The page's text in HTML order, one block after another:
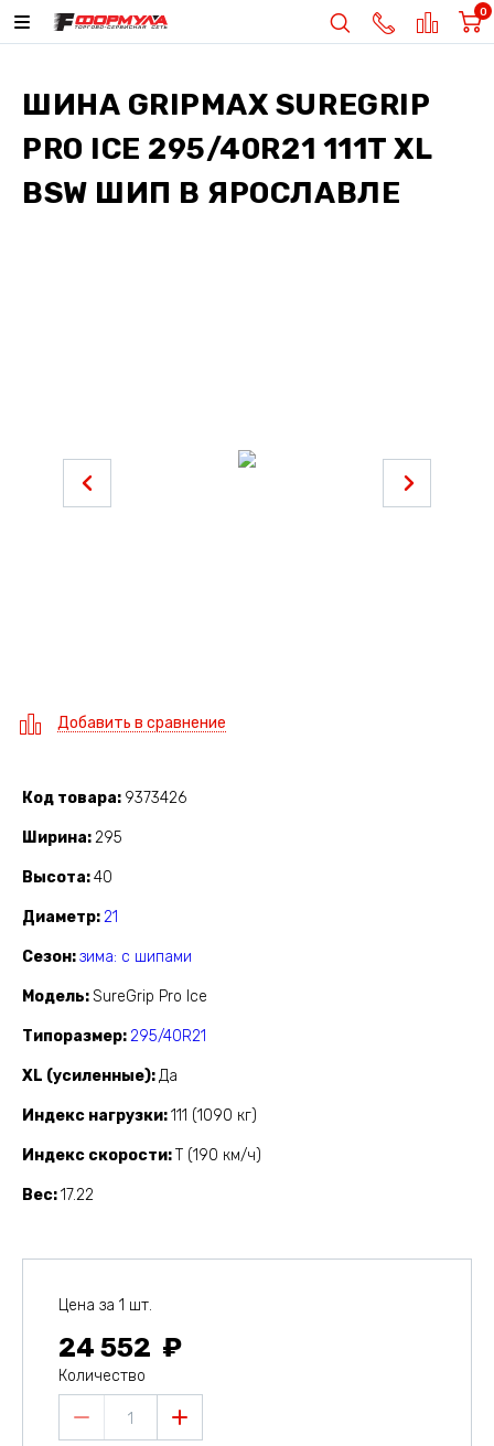
0
ШИНА GRIPMAX SUREGRIP
PRO ICE 295/40R21 111T XL
BSW ШИП В ЯРОСЛАВЛЕ
Добавить в сравнение
Код товара 9373426
Ширина 295
Высота 40
Диаметр 21
Сезон зима: с шипами
Модель SureGrip Pro Ice
Типоразмер 295/40R21
XL (усиленные) Да
Индекс нагрузки 111 (1090 кг)
Индекс скорости T (190 км/ч)
Вес 17.22
Цена за 1 шт.
24 552
Количество
1